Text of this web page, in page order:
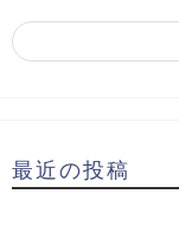
最近の投稿